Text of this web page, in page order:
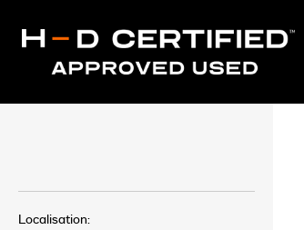
Localisation: